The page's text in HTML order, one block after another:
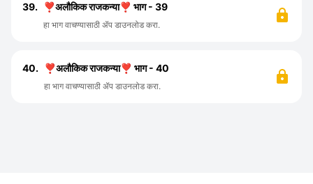
39. ❣️अलौकिक राजकन्या❣️ भाग - 39
हा भाग वाचण्यासाठी ॲप डाउनलोड करा.
40. ❣️अलौकिक राजकन्या❣️ भाग - 40
हा भाग वाचण्यासाठी ॲप डाउनलोड करा.